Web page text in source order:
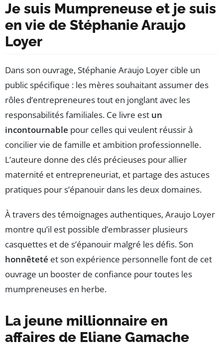
Je suis Mumpreneuse et je suis
en vie de Stéphanie Araujo
Loyer
Dans son ouvrage, Stéphanie Araujo Loyer cible un
public spécifique : les mères souhaitant assumer des
rôles d’entrepreneures tout en jonglant avec les
responsabilités familiales. Ce livre est un
incontournable pour celles qui veulent réussir à
concilier vie de famille et ambition professionnelle.
L’auteure donne des clés précieuses pour allier
maternité et entrepreneuriat, et partage des astuces
pratiques pour s’épanouir dans les deux domaines.
À travers des témoignages authentiques, Araujo Loyer
montre qu’il est possible d’embrasser plusieurs
casquettes et de s’épanouir malgré les défis. Son
honnêteté et son expérience personnelle font de cet
ouvrage un booster de confiance pour toutes les
mumpreneuses en herbe.
La jeune millionnaire en
affaires de Eliane Gamache